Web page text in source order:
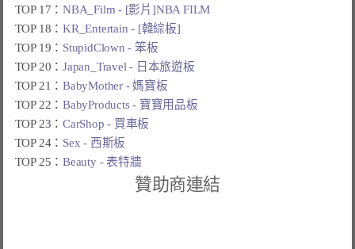
TOP 17：NBA_Film - [影片]NBA FILM
TOP 18：KR_Entertain - [韓綜板]
TOP 19： StupidClown - 笨板
TOP 20：Japan_Travel - 日本旅遊板
TOP 21：BabyMother - 媽寶板
TOP 22：BabyProducts - 寶寶用品板
TOP 23：CarShop - 買車板
TOP 24： Sex - 西斯板
TOP 25：Beauty - 表特牆
贊助商連結